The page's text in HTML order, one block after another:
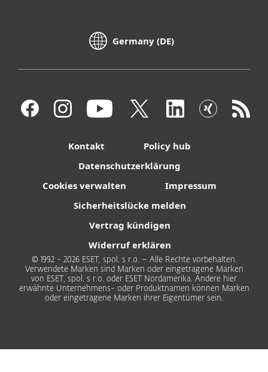
Germany (DE)
Kontakt
Policy hub
Datenschutzerklärung
Cookies verwalten
Impressum
Sicherheitslücke melden
Vertrag kündigen
Widerruf erklären
© 1992 - 2026 ESET, spol. s r.o. – Alle Rechte vorbehalten.
Verwendete Marken sind Marken oder eingetragene Marken
von ESET, spol. s r.o. oder ESET Nordamerika. Andere hier
erwähnte Unternehmens- oder Produktnamen können Marken
oder eingetragene Marken ihrer Eigentümer sein.